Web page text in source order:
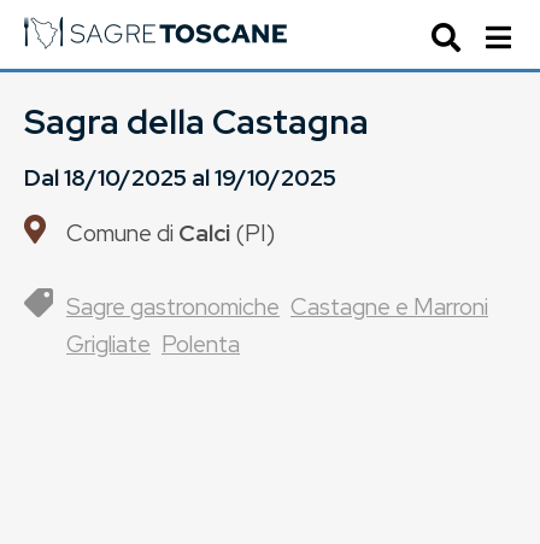
Sagra della Castagna
Dal18/10/2025 al19/10/2025
Comune di Calci(PI)
Sagre gastronomiche Castagne e Marroni
Grigliate Polenta